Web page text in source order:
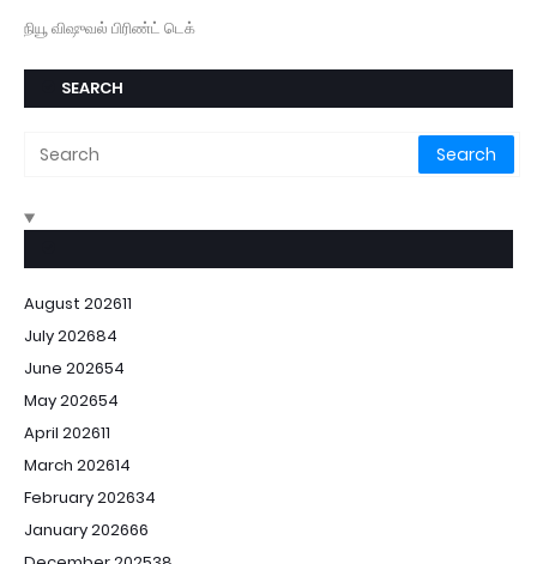
நியூ விஷுவல் பிரிண்ட் டெக்
SEARCH
August 202611
July 202684
June 202654
May 202654
April 202611
March 202614
February 202634
January 202666